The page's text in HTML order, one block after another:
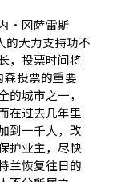
·冈萨雷斯
的大力支持功不
，投票时间将
森投票的重要
城市之一，
在过去几年里
到一千人，改
护业主，尽快
兰恢复往日的